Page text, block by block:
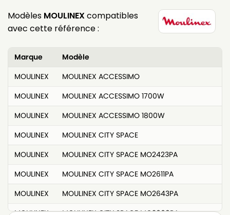
Modèles MOULINEXcompatibles
avec cette référence :
Marque
Modèle
MOULINEX
MOULINEX ACCESSIMO
MOULINEX
MOULINEX ACCESSIMO 1700W
MOULINEX
MOULINEX ACCESSIMO 1800W
MOULINEX
MOULINEX CITY SPACE
MOULINEX
MOULINEX CITY SPACE MO2423PA
MOULINEX
MOULINEX CITY SPACE MO2611PA
MOULINEX
MOULINEX CITY SPACE MO2643PA
MOULINEX
MOULINEX CITY SPACE MO2669PA